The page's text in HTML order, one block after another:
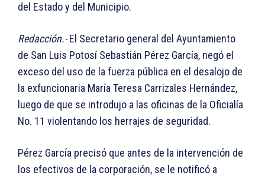
del Estado y del Municipio.
Redacción.-El Secretario general del Ayuntamiento
de San Luis Potosí Sebastián Pérez García, negó el
exceso del uso de la fuerza pública en el desalojo de
la exfuncionaria María Teresa Carrizales Hernández,
luego de que se introdujo a las oficinas de la Oficialía
No. 11 violentando los herrajes de seguridad.
Pérez García precisó que antes de la intervención de
los efectivos de la corporación, se le notificó a